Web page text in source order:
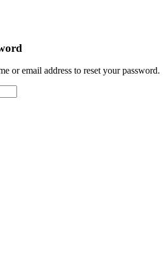
or email address to reset your password.